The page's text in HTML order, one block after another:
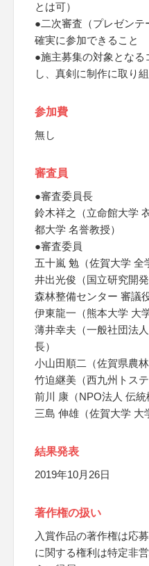
とは可）
●二次審査（プレゼンテ
確実に参加できること
●施主募集の対象とな
し、真剣に制作に取り
参加費
無し
審査員
●審査委員長
鈴木祥之（立命館大学
都大学 名誉教授）
●審査委員
五十嵐 勉（佐賀大学 全
井出光俊（国立研究開
森林整備センター 審議役
伊東龍一（熊本大学 大
薄井幸夫（一般社団法
長）
小山田順二（佐賀県農
竹迫継美（西九州トス
前川 康（NPO法人 伝統
三島 伸雄（佐賀大学 大
結果発表
2019年10月26日
著作権の扱い
入賞作品の著作権は応
に関する権利は特定非